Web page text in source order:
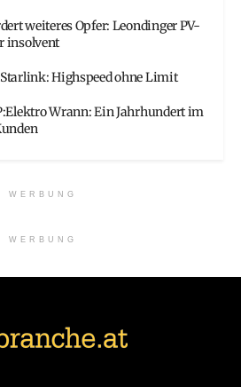
weiteres Opfer: Leondinger PV-
insolvent
Highspeed ohne Limit
Wrann: Ein Jahrhundert im
WERBUNG
WERBUNG